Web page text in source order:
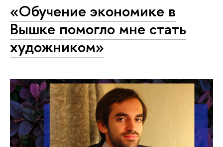
«Обучение экономике в
Вышке помогло мне стать
художником»